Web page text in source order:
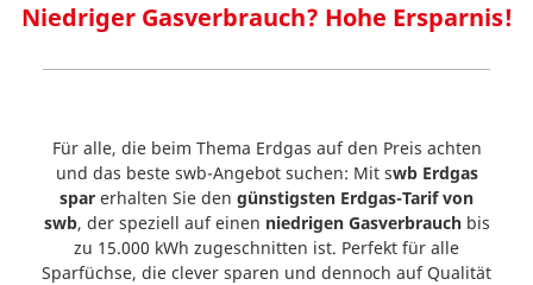
Niedriger Gasverbrauch? Hohe Ersparnis!
Für alle, die beim Thema Erdgas auf den Preis achten
und das beste swb-Angebot suchen: Mit swb Erdgas
spar erhalten Sie den günstigsten Erdgas-Tarif von
swb, der speziell auf einen niedrigen Gasverbrauchbis
zu 15.000 kWh zugeschnitten ist. Perfekt für alle
Sparfüchse, die clever sparen und dennoch auf Qualität